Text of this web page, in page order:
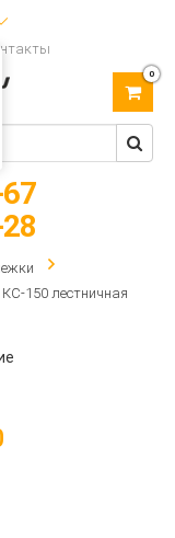
0
150 лестничная